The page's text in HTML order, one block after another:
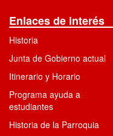
Enlaces de interés
Historia
Junta de Gobierno actual
Itinerario y Horario
Programa ayuda a
estudiantes
Historia de la Parroquia